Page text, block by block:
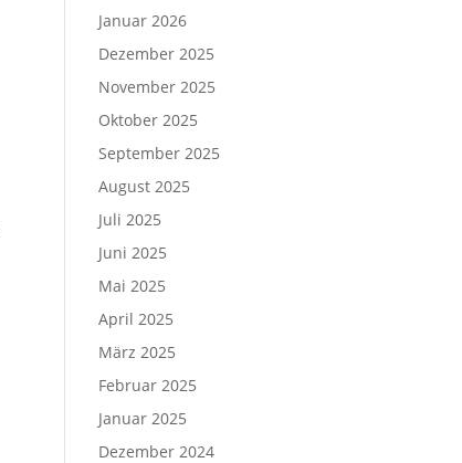
Januar 2026
Dezember 2025
November 2025
Oktober 2025
September 2025
August 2025
Juli 2025
Juni 2025
Mai 2025
April 2025
März 2025
Februar 2025
Januar 2025
Dezember 2024